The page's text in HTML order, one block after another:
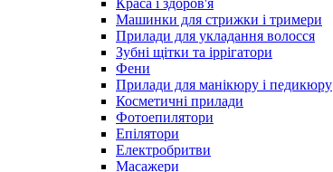
Краса і здоров'я
Машинки для стрижки і тримери
Прилади для укладання волосся
Зубні щітки та іррігатори
Фени
Прилади для манікюру і педикюру
Косметичні прилади
Фотоепилятори
Епілятори
Електробритви
Масажери